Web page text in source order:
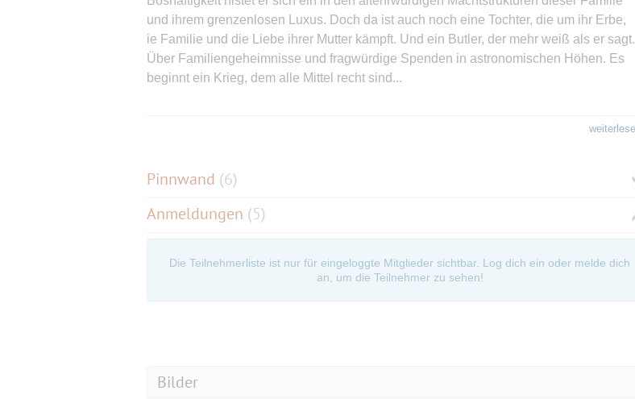
und ihrem grenzenlosen Luxus. Doch da ist auch noch eine Tochter, die um ihr Erbe,
ie Familie und die Liebe ihrer Mutter kämpft. Und ein Butler, der mehr weiß als er sagt.
Über Familiengeheimnisse und fragwürdige Spenden in astronomischen Höhen. Es
beginnt ein Krieg, dem alle Mittel recht sind...
n der Kasse anstehen möchte. Daher bitte nur zuverlässige TN!
Pinnwand (6)
Anmeldungen (5)
Die Teilnehmerliste ist nur für eingeloggte Mitglieder sichtbar. Log dich ein oder melde dich
an, um die Teilnehmer zu sehen!
Bilder